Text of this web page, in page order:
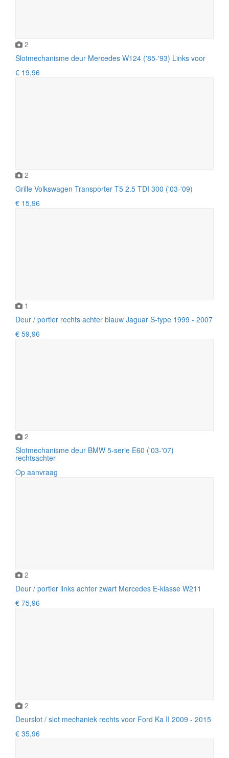
2
Slotmechanisme deur Mercedes W124 ('85-'93) Links voor
€ 19,96
2
Grille Volkswagen Transporter T5 2.5 TDI 300 ('03-'09)
€ 15,96
1
Deur / portier rechts achter blauw Jaguar S-type 1999 - 2007
€ 59,96
2
Slotmechanisme deur BMW 5-serie E60 ('03-'07)
rechtsachter
Op aanvraag
2
Deur / portier links achter zwart Mercedes E-klasse W211
€ 75,96
2
Deurslot / slot mechaniek rechts voor Ford Ka II 2009 - 2015
€ 35,96